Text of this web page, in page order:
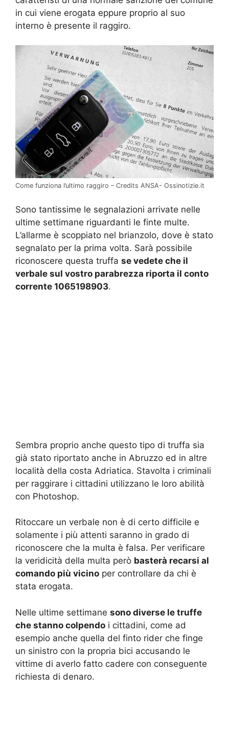
in cui viene erogata eppure proprio al suo
interno è presente il raggiro.
Come funziona l’ultimo raggiro – Credits ANSA- Ossinotizie.it
Sono tantissime le segnalazioni arrivate nelle
ultime settimane riguardanti le finte multe.
L’allarme è scoppiato nel brianzolo, dove è stato
segnalato per la prima volta. Sarà possibile
riconoscere questa truffa se vedete che il
verbale sul vostro parabrezza riporta il conto
corrente 1065198903.
Sembra proprio anche questo tipo di truffa sia
già stato riportato anche in Abruzzo ed in altre
località della costa Adriatica. Stavolta i criminali
per raggirare i cittadini utilizzano le loro abilità
con Photoshop.
Ritoccare un verbale non è di certo difficile e
solamente i più attenti saranno in grado di
riconoscere che la multa è falsa. Per verificare
la veridicità della multa però basterà recarsi al
comando più vicino per controllare da chi è
stata erogata.
Nelle ultime settimane sono diverse le truffe
che stanno colpendo i cittadini, come ad
esempio anche quella del finto rider che finge
un sinistro con la propria bici accusando le
vittime di averlo fatto cadere con conseguente
richiesta di denaro.